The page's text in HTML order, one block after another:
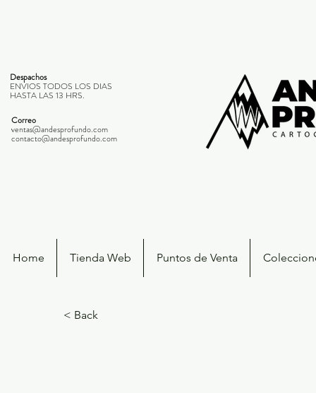
Despachos
ENVIOS TODOS LOS DIAS
HASTA LAS 13 HRS.
Correo
ventas@andesprofundo.com
contacto@andesprofundo.com
Home Tienda Web Puntos de Venta
< Back